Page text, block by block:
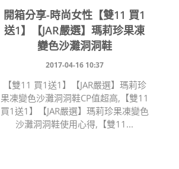
開箱分享-時尚女性【雙11 買1
送1】【JAR嚴選】瑪莉珍果凍
變色沙灘洞洞鞋
2017-04-16 10:37
【雙11 買1送1】【JAR嚴選】瑪莉珍
果凍變色沙灘洞洞鞋CP值超高,【雙11
買1送1】【JAR嚴選】瑪莉珍果凍變色
沙灘洞洞鞋使用心得,【雙11...